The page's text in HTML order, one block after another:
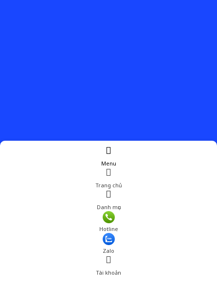
Menu
Trang chủ
Danh mục
Hotline
Zalo
Tài khoản